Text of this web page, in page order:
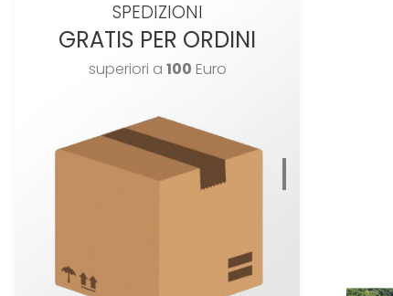
SPEDIZIONI
GRATIS PER ORDINI
superiori a 100 Euro